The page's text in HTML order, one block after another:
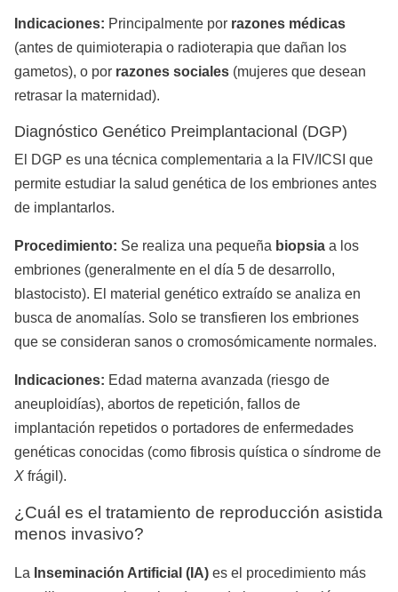
Indicaciones: Principalmente por razones médicas
(antes de quimioterapia o radioterapia que dañan los
gametos), o por razones sociales (mujeres que desean
retrasar la maternidad).
Diagnóstico Genético Preimplantacional (DGP)
El DGP es una técnica complementaria a la FIV/ICSI que
permite estudiar la salud genética de los embriones antes
de implantarlos.
Procedimiento: Se realiza una pequeña biopsia a los
embriones (generalmente en el día 5 de desarrollo,
blastocisto). El material genético extraído se analiza en
busca de anomalías. Solo se transfieren los embriones
que se consideran sanos o cromosómicamente normales.
Indicaciones: Edad materna avanzada (riesgo de
aneuploidías), abortos de repetición, fallos de
implantación repetidos o portadores de enfermedades
genéticas conocidas (como fibrosis quística o síndrome de
X frágil).
¿Cuál es el tratamiento de reproducción asistida
menos invasivo?
La Inseminación Artificial (IA) es el procedimiento más